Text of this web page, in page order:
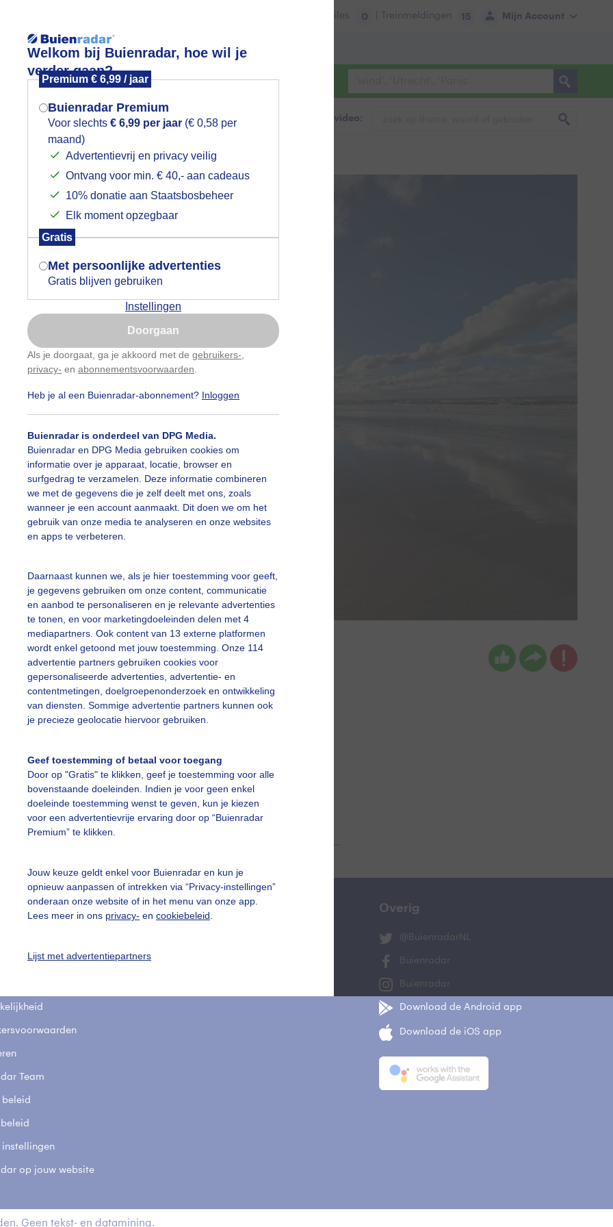
Welkom bij Buienradar, hoe wil je
verder gaan?
Premium € 6,99 / jaar
Buienradar Premium
Voor slechts € 6,99 per jaar (€ 0,58 per
maand)
Advertentievrij en privacy veilig
Ontvang voor min. € 40,- aan cadeaus
10% donatie aan Staatsbosbeheer
Elk moment opzegbaar
Gratis
Met persoonlijke advertenties
Gratis blijven gebruiken
Instellingen
Doorgaan
Als je doorgaat, ga je akkoord met de gebruikers-
privacy- en abonnementsvoorwaarden
Heb je al een Buienradar-abonnement? Inloggen
Buienradar is onderdeel van DPG Media.
Buienradar en DPG Media gebruiken cookies om
informatie over je apparaat, locatie, browser en
surfgedrag te verzamelen. Deze informatie combineren
we met de gegevens die je zelf deelt met ons, zoals
wanneer je een account aanmaakt. Dit doen we om het
gebruik van onze media te analyseren en onze websites
en apps te verbeteren.
Daarnaast kunnen we, als je hier toestemming voor geeft,
je gegevens gebruiken om onze content, communicatie
en aanbod te personaliseren en je relevante advertenties
te tonen, en voor marketingdoeleinden delen met 4
mediapartners. Ook content van 13 externe platformen
wordt enkel getoond met jouw toestemming. Onze 114
advertentie partners gebruiken cookies voor
gepersonaliseerde advertenties, advertentie- en
contentmetingen, doelgroepenonderzoek en ontwikkeling
van diensten. Sommige advertentie partners kunnen ook
je precieze geolocatie hiervoor gebruiken.
Geef toestemming of betaal voor toegang
Door op "Gratis" te klikken, geef je toestemming voor alle
bovenstaande doeleinden. Indien je voor geen enkel
doeleinde toestemming wenst te geven, kun je kiezen
voor een advertentievrije ervaring door op “Buienradar
Premium” te klikken.
Jouw keuze geldt enkel voor Buienradar en kun je
opnieuw aanpassen of intrekken via “Privacy-instellingen”
onderaan onze website of in het menu van onze app.
Lees meer in ons privacy- en cookiebeleid
Lijst met advertentiepartners
Mijn Account
Files 0 | Treinmeldingen 15
Lees meer.
Foto en video Weerzine
Zoeken in foto & video:
aan Zee
Zandvoort aan Zee
Sandra Hols-Brugman Gemaakt: 16-11-2025, 96x bekeken
Wolken
vragen
Team
beleid
instellingen
op jouw website
Mijn weer Overig
@BuienradarNL
Buienradar
Buienradar
Download de Android app
Download de iOS app
Geen tekst- en datamining.
Mogen we je locatie gebruiken voor
het weer?
Indien je hier nog geen akkoord op hebt
gegeven, verschijnt er zo een pop-up uit
je browser waarin deze toestemming
gevraagd wordt.
Is goed, toon de popup
Nu niet, misschien later
Gebruik je Safari en wil je niet elke dag deze pop-up
Klikhierom dit aan te passen